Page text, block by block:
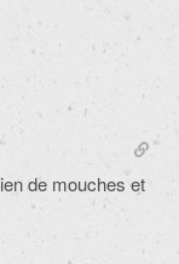
de mouches et